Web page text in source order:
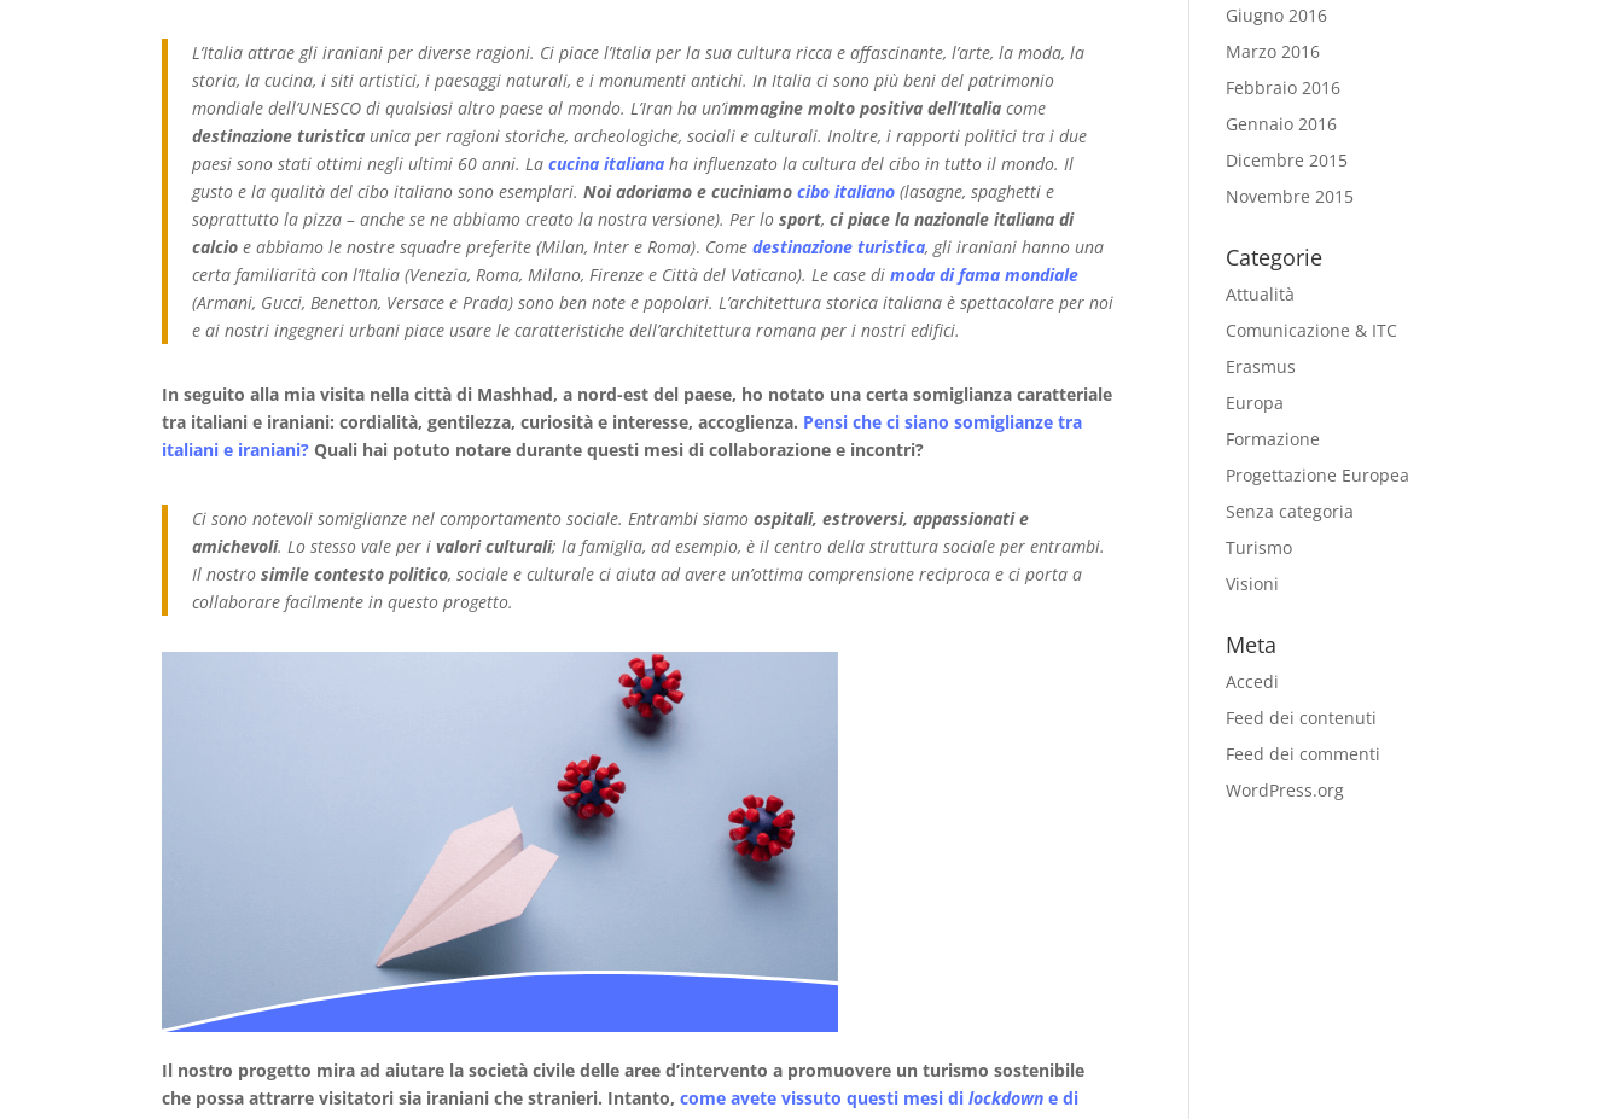
L’Italia attrae gli iraniani per diverse ragioni. Ci piace l’Italia per la sua cultura ricca e affascinante, l’arte, la moda, la
storia, la cucina, i siti artistici, i paesaggi naturali, e i monumenti antichi. In Italia ci sono più beni del patrimonio
mondiale dell’UNESCO di qualsiasi altro paese al mondo. L’Iran ha un’immagine molto positiva dell’Italia come
destinazione turistica unica per ragioni storiche, archeologiche, sociali e culturali. Inoltre, i rapporti politici tra i due
paesi sono stati ottimi negli ultimi 60 anni. Lacucina italiana ha influenzato la cultura del cibo in tutto il mondo. Il
gusto e la qualità del cibo italiano sono esemplari.Noi adoriamo e cuciniamocibo italiano (lasagne, spaghetti e
soprattutto la pizza – anche se ne abbiamo creato la nostra versione). Per losport,ci piace la nazionale italiana di
calcio e abbiamo le nostre squadre preferite (Milan, Inter e Roma). Comedestinazione turistica, gli iraniani hanno una
certa familiarità con l’Italia (Venezia, Roma, Milano, Firenze e Città del Vaticano). Le case dimoda di fama mondiale
(Armani, Gucci, Benetton, Versace e Prada) sono ben note e popolari. L’architettura storica italiana è spettacolare per noi
e ai nostri ingegneri urbani piace usare le caratteristiche dell’architettura romana per i nostri edifici.
In seguito alla mia visita nella città di Mashhad, a nord-est del paese, ho notato una certa somiglianza caratteriale
tra italiani e iraniani: cordialità, gentilezza, curiosità e interesse, accoglienza. Pensi che ci siano somiglianze tra
italiani e iraniani? Quali hai potuto notare durante questi mesi di collaborazione e incontri?
Ci sono notevoli somiglianze nel comportamento sociale. Entrambi siamoospitali, estroversi, appassionati e
amichevoli. Lo stesso vale per ivalori culturali; la famiglia, ad esempio, è il centro della struttura sociale per entrambi.
Il nostrosimile contesto politico, sociale e culturale ci aiuta ad avere un’ottima comprensione reciproca e ci porta a
collaborare facilmente in questo progetto.
Il nostro progetto mira ad aiutare la società civile delle aree d’intervento a promuovere un turismo sostenibile
che possa attrarre visitatori sia iraniani che stranieri. Intanto,come avete vissuto questi mesi dilockdown e di
Giugno 2016
Marzo 2016
Febbraio 2016
Gennaio 2016
Dicembre 2015
Novembre 2015
Categorie
Attualità
Comunicazione & ITC
Erasmus
Europa
Formazione
Progettazione Europea
Senza categoria
Turismo
Visioni
Meta
Accedi
Feed dei contenuti
Feed dei commenti
WordPress.org